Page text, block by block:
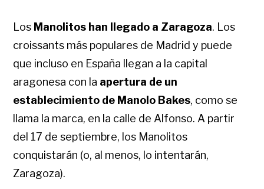
Los Manolitos han llegado a Zaragoza. Los
croissants más populares de Madrid y puede
que incluso en España llegan a la capital
aragonesa con la apertura de un
establecimiento de Manolo Bakes, como se
llama la marca, en la calle de Alfonso. A partir
del 17 de septiembre, los Manolitos
conquistarán (o, al menos, lo intentarán,
Zaragoza).